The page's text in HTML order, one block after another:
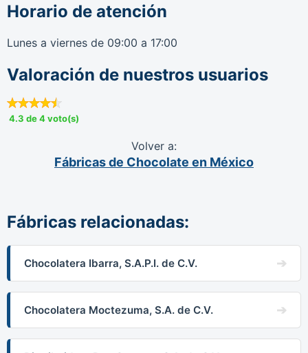
Horario de atención
Lunes a viernes de 09:00 a 17:00
Valoración de nuestros usuarios
4.3 de 4 voto(s)
Volver a:
Fábricas de Chocolate en México
Fábricas relacionadas:
Chocolatera Ibarra, S.A.P.I. de C.V.
Chocolatera Moctezuma, S.A. de C.V.